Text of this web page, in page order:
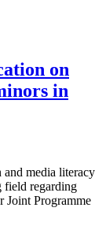
on
in
and media literacy
field regarding
Joint Programme